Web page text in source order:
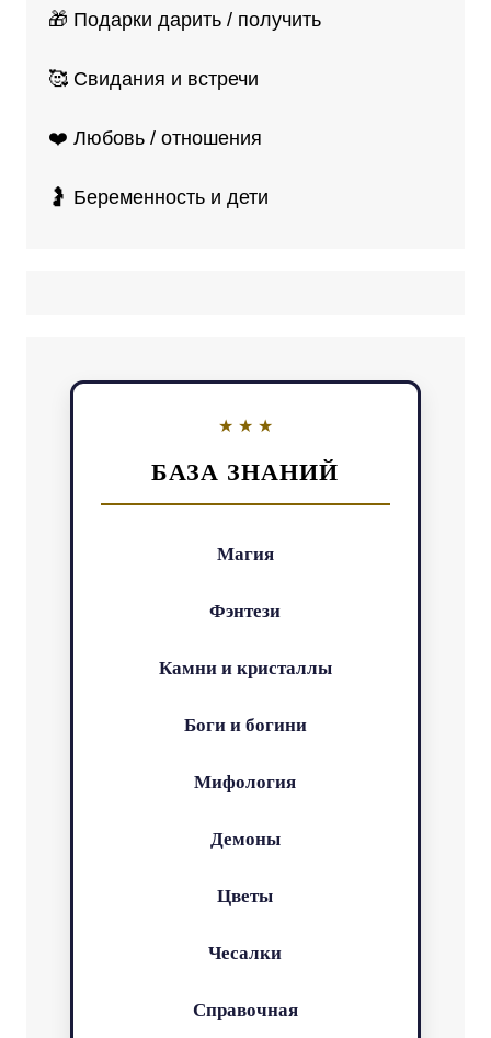
🎁 Подарки дарить / получить
🥰 Свидания и встречи
❤️ Любовь / отношения
🤰 Беременность и дети
БАЗА ЗНАНИЙ
Магия
Фэнтези
Камни и кристаллы
Боги и богини
Мифология
Демоны
Цветы
Чесалки
Справочная